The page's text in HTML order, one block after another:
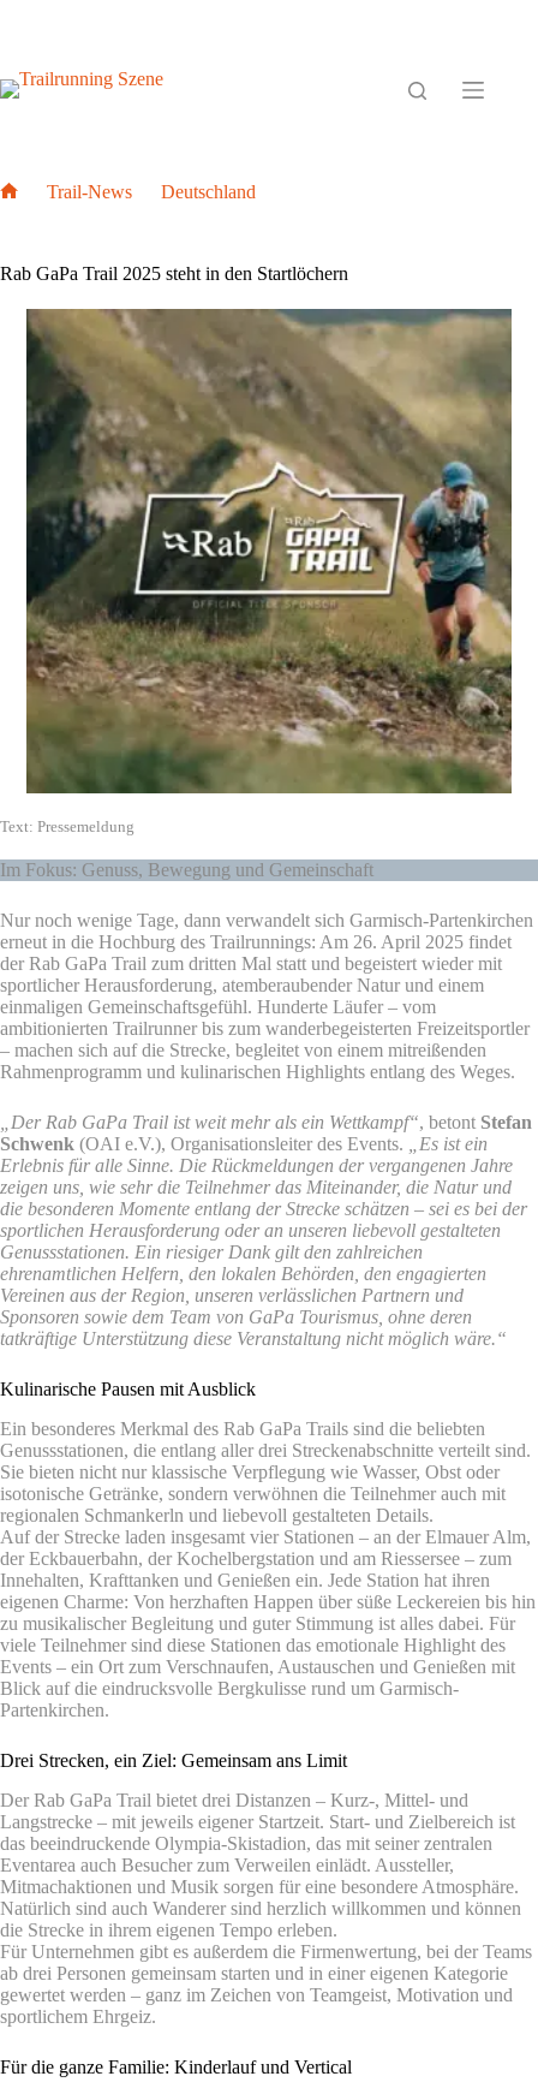
Trail-News
Deutschland
Rab GaPa Trail 2025 steht in den Startlöchern
Text: Pressemeldung
Im Fokus: Genuss, Bewegung und Gemeinschaft
Nur noch wenige Tage, dann verwandelt sich Garmisch-Partenkirchen
erneut in die Hochburg des Trailrunnings: Am 26. April 2025 findet
der Rab GaPa Trail zum dritten Mal statt und begeistert wieder mit
sportlicher Herausforderung, atemberaubender Natur und einem
einmaligen Gemeinschaftsgefühl. Hunderte Läufer – vom
ambitionierten Trailrunner bis zum wanderbegeisterten Freizeitsportler
– machen sich auf die Strecke, begleitet von einem mitreißenden
Rahmenprogramm und kulinarischen Highlights entlang des Weges.
„Der Rab GaPa Trail ist weit mehr als ein Wettkampf“, betont Stefan
Schwenk (OAI e.V.), Organisationsleiter des Events.
„Es ist ein
Erlebnis für alle Sinne. Die Rückmeldungen der vergangenen Jahre
zeigen uns, wie sehr die Teilnehmer das Miteinander, die Natur und
die besonderen Momente entlang der Strecke schätzen – sei es bei der
sportlichen Herausforderung oder an unseren liebevoll gestalteten
Genussstationen. Ein riesiger Dank gilt den zahlreichen
ehrenamtlichen Helfern, den lokalen Behörden, den engagierten
Vereinen aus der Region, unseren verlässlichen Partnern und
Sponsoren sowie dem Team von GaPa Tourismus, ohne deren
tatkräftige Unterstützung diese Veranstaltung nicht möglich wäre.“
Kulinarische Pausen mit Ausblick
Ein besonderes Merkmal des Rab GaPa Trails sind die beliebten
Genussstationen, die entlang aller drei Streckenabschnitte verteilt sind.
Sie bieten nicht nur klassische Verpflegung wie Wasser, Obst oder
isotonische Getränke, sondern verwöhnen die Teilnehmer auch mit
regionalen Schmankerln und liebevoll gestalteten Details.
Auf der Strecke laden insgesamt vier Stationen – an der Elmauer Alm,
der Eckbauerbahn, der Kochelbergstation und am Riessersee – zum
Innehalten, Krafttanken und Genießen ein. Jede Station hat ihren
eigenen Charme: Von herzhaften Happen über süße Leckereien bis hin
zu musikalischer Begleitung und guter Stimmung ist alles dabei. Für
viele Teilnehmer sind diese Stationen das emotionale Highlight des
Events – ein Ort zum Verschnaufen, Austauschen und Genießen mit
Blick auf die eindrucksvolle Bergkulisse rund um Garmisch-
Partenkirchen.
Drei Strecken, ein Ziel: Gemeinsam ans Limit
Der Rab GaPa Trail bietet drei Distanzen – Kurz-, Mittel- und
Langstrecke – mit jeweils eigener Startzeit. Start- und Zielbereich ist
das beeindruckende Olympia-Skistadion, das mit seiner zentralen
Eventarea auch Besucher zum Verweilen einlädt. Aussteller,
Mitmachaktionen und Musik sorgen für eine besondere Atmosphäre.
Natürlich sind auch Wanderer sind herzlich willkommen und können
die Strecke in ihrem eigenen Tempo erleben.
Für Unternehmen gibt es außerdem die Firmenwertung, bei der Teams
ab drei Personen gemeinsam starten und in einer eigenen Kategorie
gewertet werden – ganz im Zeichen von Teamgeist, Motivation und
sportlichem Ehrgeiz.
Für die ganze Familie: Kinderlauf und Vertical